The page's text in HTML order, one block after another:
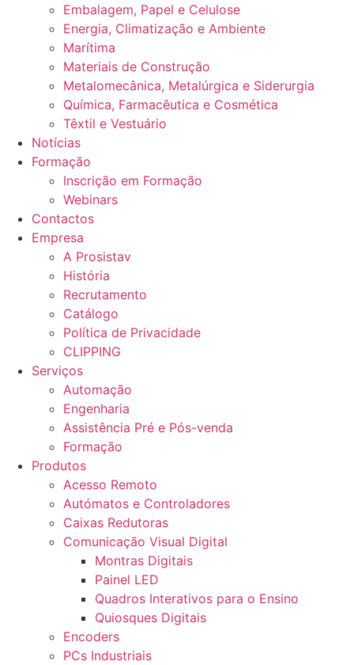
Embalagem, Papel e Celulose
Energia, Climatização e Ambiente
Marítima
Materiais de Construção
Metalomecânica, Metalúrgica e Siderurgia
Química, Farmacêutica e Cosmética
Têxtil e Vestuário
Notícias
Formação
Inscrição em Formação
Webinars
Contactos
Empresa
A Prosistav
História
Recrutamento
Catálogo
Política de Privacidade
CLIPPING
Serviços
Automação
Engenharia
Assistência Pré e Pós-venda
Formação
Produtos
Acesso Remoto
Autómatos e Controladores
Caixas Redutoras
Comunicação Visual Digital
Montras Digitais
Painel LED
Quadros Interativos para o Ensino
Quiosques Digitais
Encoders
PCs Industriais